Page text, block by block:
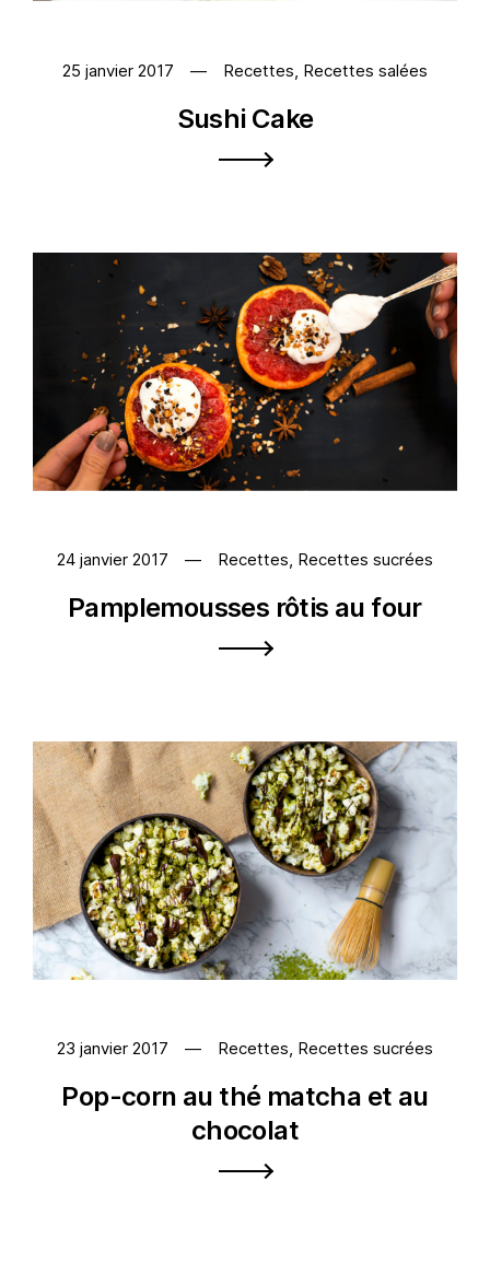
25 janvier 2017 Recettes Recettes salées
Sushi Cake
24 janvier 2017 Recettes, Recettes sucrées
Pamplemousses rôtis au four
23 janvier 2017 Recettes, Recettes sucrées
Pop-corn au thé matcha et au
chocolat